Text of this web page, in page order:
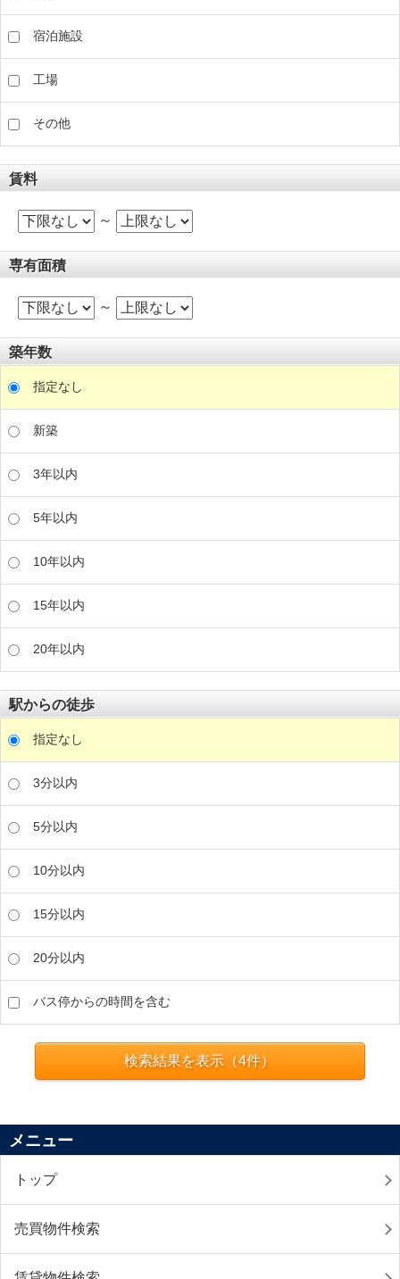
宿泊施設
工場
その他
賃料
～
専有面積
～
築年数
指定なし
新築
3年以内
5年以内
10年以内
15年以内
20年以内
駅からの徒歩
指定なし
3分以内
5分以内
10分以内
15分以内
20分以内
バス停からの時間を含む
検索結果を表示（4件）
メニュー
トップ
売買物件検索